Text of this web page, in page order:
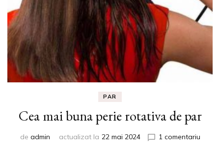
PAR
Cea mai buna perie rotativa de par
de admin actualizat la 22 mai 2024 1 comentariula